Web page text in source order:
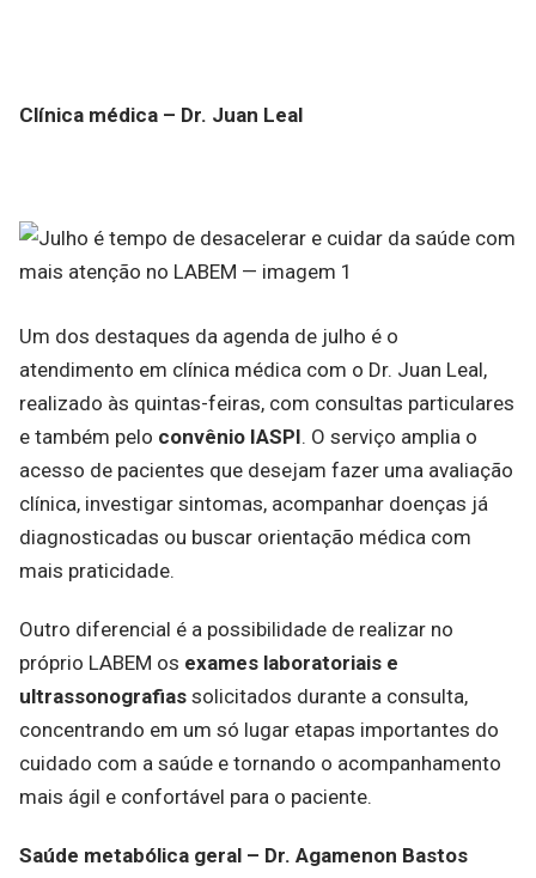
Clínica médica – Dr. Juan Leal
Um dos destaques da agenda de julho é o
atendimento em clínica médica com o Dr. Juan Leal,
realizado às quintas-feiras, com consultas particulares
e também pelo convênio IASPI. O serviço amplia o
acesso de pacientes que desejam fazer uma avaliação
clínica, investigar sintomas, acompanhar doenças já
diagnosticadas ou buscar orientação médica com
mais praticidade.
Outro diferencial é a possibilidade de realizar no
próprio LABEM os exames laboratoriais e
ultrassonografias solicitados durante a consulta,
concentrando em um só lugar etapas importantes do
cuidado com a saúde e tornando o acompanhamento
mais ágil e confortável para o paciente.
Saúde metabólica geral – Dr. Agamenon Bastos